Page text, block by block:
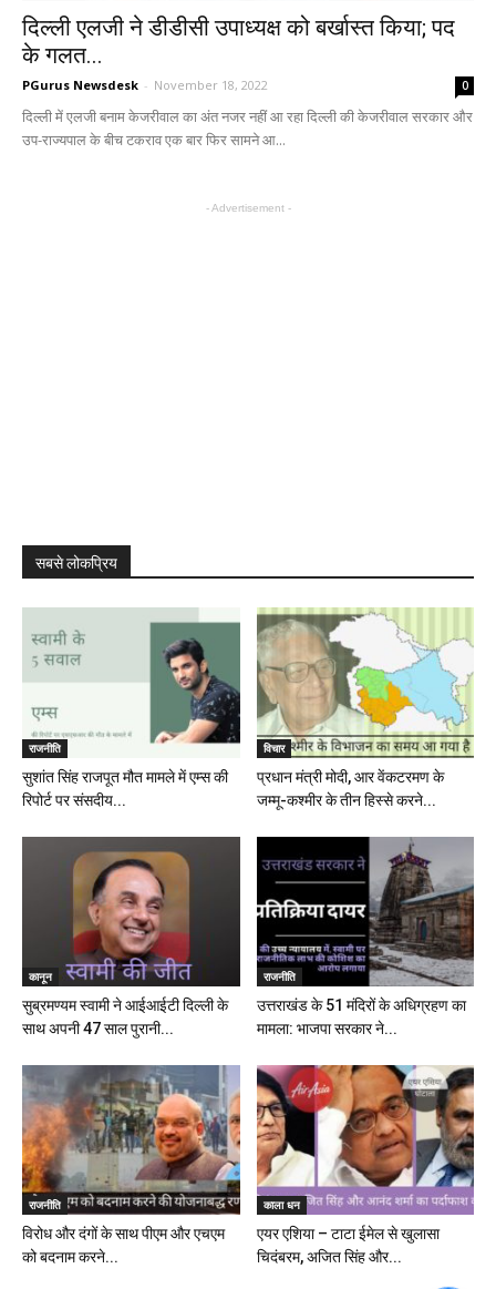
दिल्ली एलजी ने डीडीसी उपाध्यक्ष को बर्खास्त किया; पद
के गलत...
PGurus Newsdesk - November 18, 2022 0
दिल्ली में एलजी बनाम केजरीवाल का अंत नजर नहीं आ रहा दिल्ली की केजरीवाल सरकार और
उप-राज्यपाल के बीच टकराव एक बार फिर सामने आ...
- Advertisement -
सबसे लोकप्रिय
राजनीति
सुशांत सिंह राजपूत मौत मामले में एम्स की
रिपोर्ट पर संसदीय...
विचार
प्रधान मंत्री मोदी, आर वेंकटरमण के
जम्मू-कश्मीर के तीन हिस्से करने...
कानून
सुब्रमण्यम स्वामी ने आईआईटी दिल्ली के
साथ अपनी 47 साल पुरानी...
राजनीति
उत्तराखंड के 51 मंदिरों के अधिग्रहण का
मामला: भाजपा सरकार ने...
राजनीति
विरोध और दंगों के साथ पीएम और एचएम
को बदनाम करने...
काला धन
एयर एशिया – टाटा ईमेल से खुलासा
चिदंबरम, अजित सिंह और...